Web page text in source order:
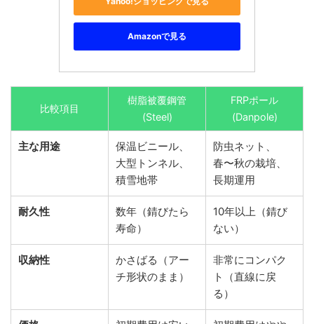
Amazonで見る
比較項目
樹脂被覆鋼管
(Steel)
FRPポール
(Danpole)
主な用途
保温ビニール、
大型トンネル、
積雪地帯
防虫ネット、
春〜秋の栽培、
長期運用
耐久性
数年（錆びたら
寿命）
10年以上（錆び
ない）
収納性
かさばる（アー
チ形状のまま）
非常にコンパク
ト（直線に戻
る）